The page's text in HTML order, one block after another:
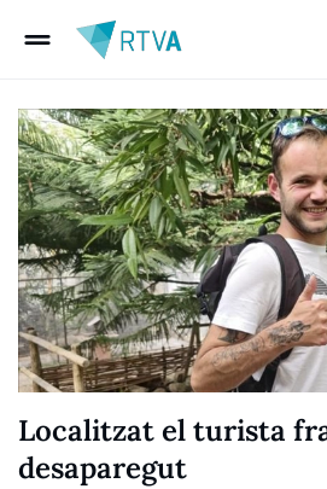
drag_handle
Localitzat el turista
desaparegut